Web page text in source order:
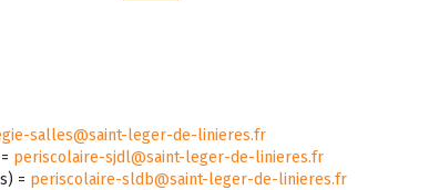
salles@saint-leger-de-linieres.fr
periscolaire-sjdl@saint-leger-de-linieres.fr
= periscolaire-sldb@saint-leger-de-linieres.fr